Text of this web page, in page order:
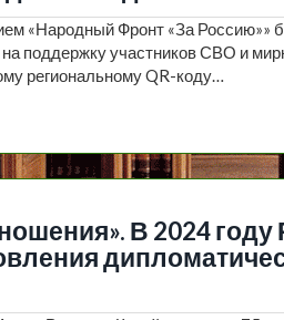
«Народный Фронт «За Россию»»
поддержку участников СВО и
региональному QR-коду…
В 2024 году